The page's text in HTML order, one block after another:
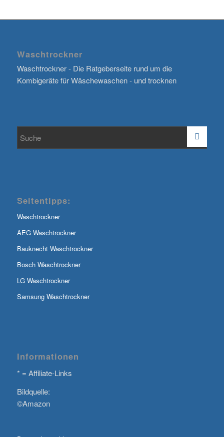
Waschtrockner
Waschtrockner - Die Ratgeberseite rund um die
Kombigeräte für Wäschewaschen - und trocknen
Seitentipps:
Waschtrockner
AEG Waschtrockner
Bauknecht Waschtrockner
Bosch Waschtrockner
LG Waschtrockner
Samsung Waschtrockner
Informationen
* = Affiliate-Links
Bildquelle:
©Amazon